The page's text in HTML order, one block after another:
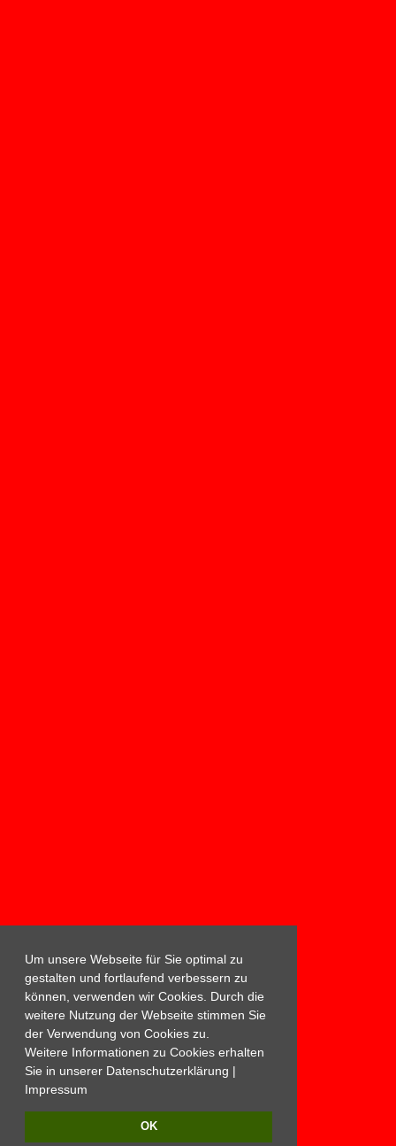
Um unsere Webseite für Sie optimal zu
gestalten und fortlaufend verbessern zu
können, verwenden wir Cookies. Durch die
weitere Nutzung der Webseite stimmen Sie
der Verwendung von Cookies zu.
Weitere Informationen zu Cookies erhalten
Sie in unserer Datenschutzerklärung |
Impressum
OK